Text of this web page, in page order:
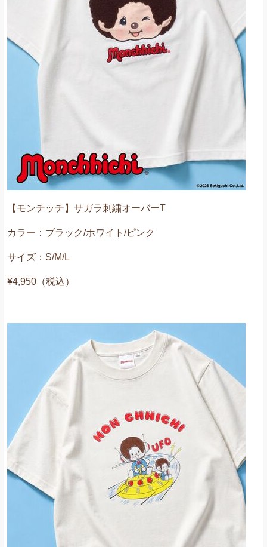
【モンチッチ】サガラ刺繍オーバーT
カラー：ブラック/ホワイト/ピンク
サイズ：S/M/L
¥4,950（税込）